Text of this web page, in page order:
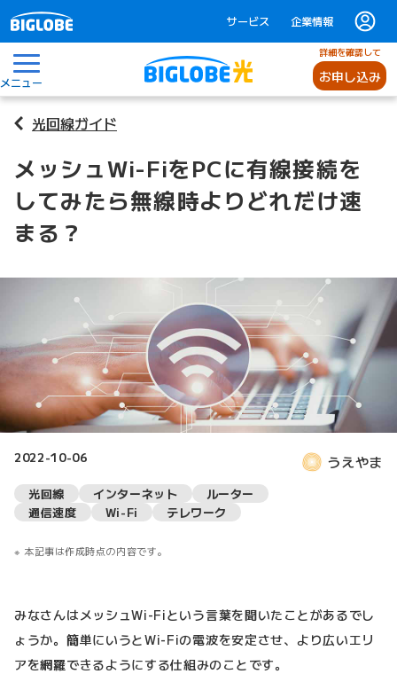
サービス 企業情報
メニュー
詳細を確認して
お申し込み
光回線ガイド
メッシュWi-FiをPCに有線接続を
してみたら無線時よりどれだけ速
まる？
2022-10-06 うえやま
光回線 インターネット
ルーター
通信速度
Wi-Fi テレワーク
本記事は作成時点の内容です。
みなさんはメッシュWi-Fiという言葉を聞いたことがあるでし
ょうか。簡単にいうとWi-Fiの電波を安定させ、より広いエリ
アを網羅できるようにする仕組みのことです。